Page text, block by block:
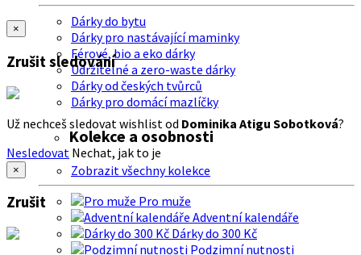
Dárky do bytu
Dárky pro nastávající maminky
Férové, bio a eko dárky
Udržitelné a zero-waste dárky
Dárky od českých tvůrců
Dárky pro domácí mazlíčky
Kolekce a osobnosti
Zobrazit všechny kolekce
Pro muže
Adventní kalendáře
Dárky do 300 Kč
Podzimní nutnosti
×
Zrušit sledování
Už nechceš sledovat wishlist od Dominika Atigu Sobotková?
Nesledovat Nechat, jak to je
×
Zrušit